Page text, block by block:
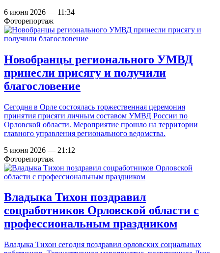
6 июня 2026 — 11:34
Фоторепортаж
Новобранцы регионального УМВД
принесли присягу и получили
благословение
Сегодня в Орле состоялась торжественная церемония
принятия присяги личным составом УМВД России по
Орловской области. Мероприятие прошло на территории
главного управления регионального ведомства.
5 июня 2026 — 21:12
Фоторепортаж
Владыка Тихон поздравил
соцработников Орловской области с
профессиональным праздником
Владыка Тихон сегодня поздравил орловских социальных